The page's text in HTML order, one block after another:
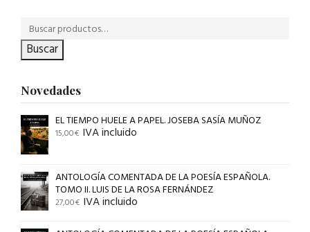
Buscar
Novedades
EL TIEMPO HUELE A PAPEL. JOSEBA SASÍA MUÑOZ
15,00€ IVA incluido
ANTOLOGÍA COMENTADA DE LA POESÍA ESPAÑOLA.
TOMO II. LUIS DE LA ROSA FERNÁNDEZ
27,00€ IVA incluido